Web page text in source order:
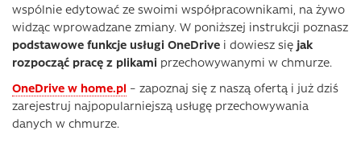
wspólnie edytować ze swoimi współpracownikami, na żywo
widząc wprowadzane zmiany. W poniższej instrukcji poznasz
podstawowe funkcje usługi OneDrive i dowiesz się jak
rozpocząć pracę z plikami przechowywanymi w chmurze.
OneDrive w home.pl – zapoznaj się z naszą ofertą i już dziś
zarejestruj najpopularniejszą usługę przechowywania
danych w chmurze.